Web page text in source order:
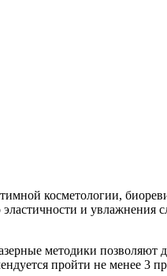
косметологии,
и увлажнения
методики позволяют
пройти не менее 3